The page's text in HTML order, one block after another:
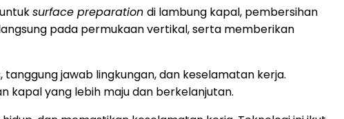
surface preparation di lambung kapal, pembersihan
pada permukaan vertikal, serta memberikan
jawab lingkungan, dan keselamatan kerja.
kapal yang lebih maju dan berkelanjutan.